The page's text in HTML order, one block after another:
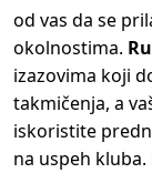
od vas da se
okolnostima.
izazovima koji
takmičenja, a
iskoristite
na uspeh